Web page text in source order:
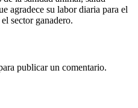
agradece su labor diaria para el
sector ganadero.
publicar un comentario.